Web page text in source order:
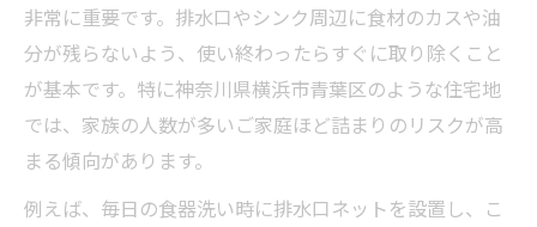
非常に重要です。排水口やシンク周辺に食材のカスや油
分が残らないよう、使い終わったらすぐに取り除くこと
が基本です。特に神奈川県横浜市青葉区のような住宅地
では、家族の人数が多いご家庭ほど詰まりのリスクが高
まる傾向があります。
例えば、毎日の食器洗い時に排水口ネットを設置し、こ